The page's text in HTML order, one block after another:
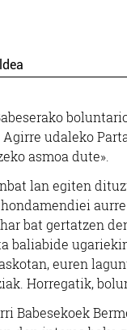
udaleko
asmoa dute».
lan egiten
bat gertatzen
baliabide
euren
Horregatik,
Babesekoek